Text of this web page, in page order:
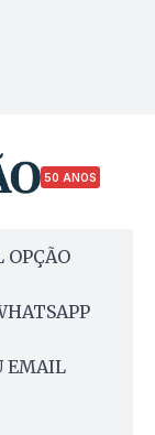
50 ANOS
OPÇÃO
EMAIL